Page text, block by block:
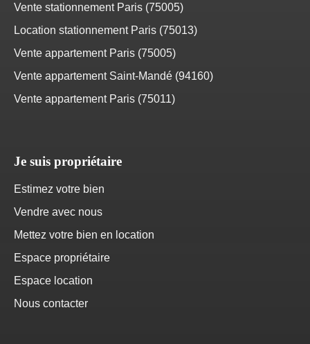
Vente stationnement Paris (75005)
Location stationnement Paris (75013)
Vente appartement Paris (75005)
Vente appartement Saint-Mandé (94160)
Vente appartement Paris (75011)
Je suis propriétaire
Estimez votre bien
Vendre avec nous
Mettez votre bien en location
Espace propriétaire
Espace location
Nous contacter